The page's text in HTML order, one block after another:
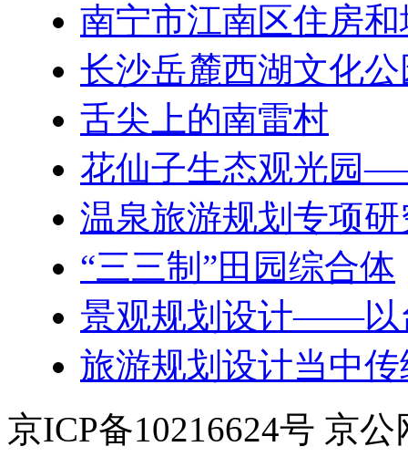
南宁市江南区住房
长沙岳麓西湖文化
舌尖上的南雷村
花仙子生态观光园
温泉旅游规划专项研
“三三制”田园综合体
景观规划设计——以
旅游规划设计当中
京ICP备10216624号 京